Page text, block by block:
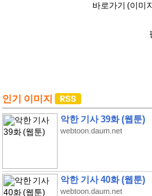
바로가기 (이미
인기 이미지
악한 기사 39화 (웹툰)
webtoon.daum.net
악한 기사 40화 (웹툰)
webtoon.daum.net